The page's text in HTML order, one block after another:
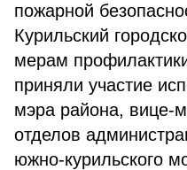
пожарной
Курильский
мерам
приняли участие
мэра района, вице-
отделов
южно-курильского